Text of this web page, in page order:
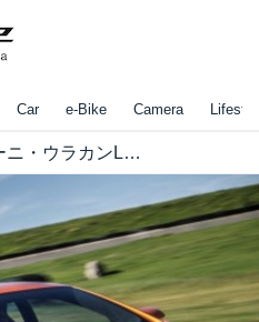
Car e-Bike Camera
ランボルギーニ・ウラカンLP 610-4！ETCバーをくぐれるほどの平べったいクルマだった！！